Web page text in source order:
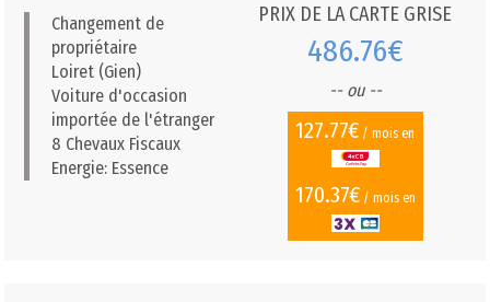
Changement de
propriétaire
Loiret (Gien)
Voiture d'occasion
importée de l'étranger
8 Chevaux Fiscaux
Energie: Essence
PRIX DE LA CARTE GRISE
486.76€
-- ou --
127.77€ / mois en
170.37€/ mois en